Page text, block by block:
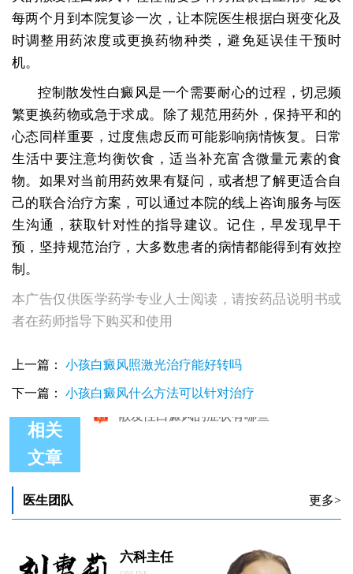
每两个月到本院复诊一次，让本院医生根据白斑变化及
时调整用药浓度或更换药物种类，避免延误佳干预时
机。
控制散发性白癜风是一个需要耐心的过程，切忌频
繁更换药物或急于求成。除了规范用药外，保持平和的
心态同样重要，过度焦虑反而可能影响病情恢复。日常
生活中要注意均衡饮食，适当补充富含微量元素的食
物。如果对当前用药效果有疑问，或者想了解更适合自
己的联合治疗方案，可以通过本院的线上咨询服务与医
生沟通，获取针对性的指导建议。记住，早发现早干
预，坚持规范治疗，大多数患者的病情都能得到有效控
制。
本广告仅供医学药学专业人士阅读，请按药品说明书或
者在药师指导下购买和使用
上一篇： 小孩白癜风照激光治疗能好转吗
下一篇： 小孩白癜风什么方法可以针对治疗
相关
文章
极速308准分子激光能控制住散发性白癜风吗
散发性白癜风的症状有哪些
医生团队 更多>
六科主任